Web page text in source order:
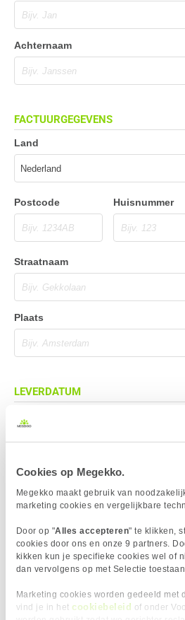
Cookies op Megekko.
Megekko maakt gebruik van
marketing cookies en vergelijkbare
Door op "Alles accepteren" te klikken,
cookies door ons en onze 9 partners.
kikken kun je specifieke cookies wel of
dan vervolgens op met Selectie toestaan.
Marketing cookies worden gedeeld met
vind je in het cookiebeleid of onder
Achternaam
FACTUURGEGEVENS
Land
Postcode Huisnummer
Straatnaam
Plaats
LEVERDATUM
BEZORGADRES
Bezorgadres is gelijk aan
Afhalen op PostNL afhaalpunt
Afhalen in Megekko Shop te Breda